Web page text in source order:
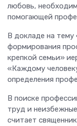
любовь,
помогающей
В докладе на тему
формирования
крепкой семьи»
«Каждому
определения
В поиске
труд и
считает